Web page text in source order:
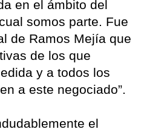
en el ámbito del
somos parte. Fue
de Ramos Mejía que
de los que
y a todos los
a este negociado”.
el